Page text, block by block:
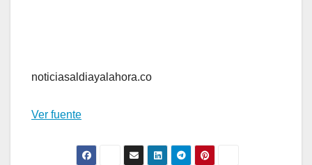
noticiasaldiayalahora.co
Ver fuente